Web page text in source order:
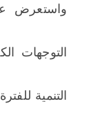
واستعرض
التوجهات